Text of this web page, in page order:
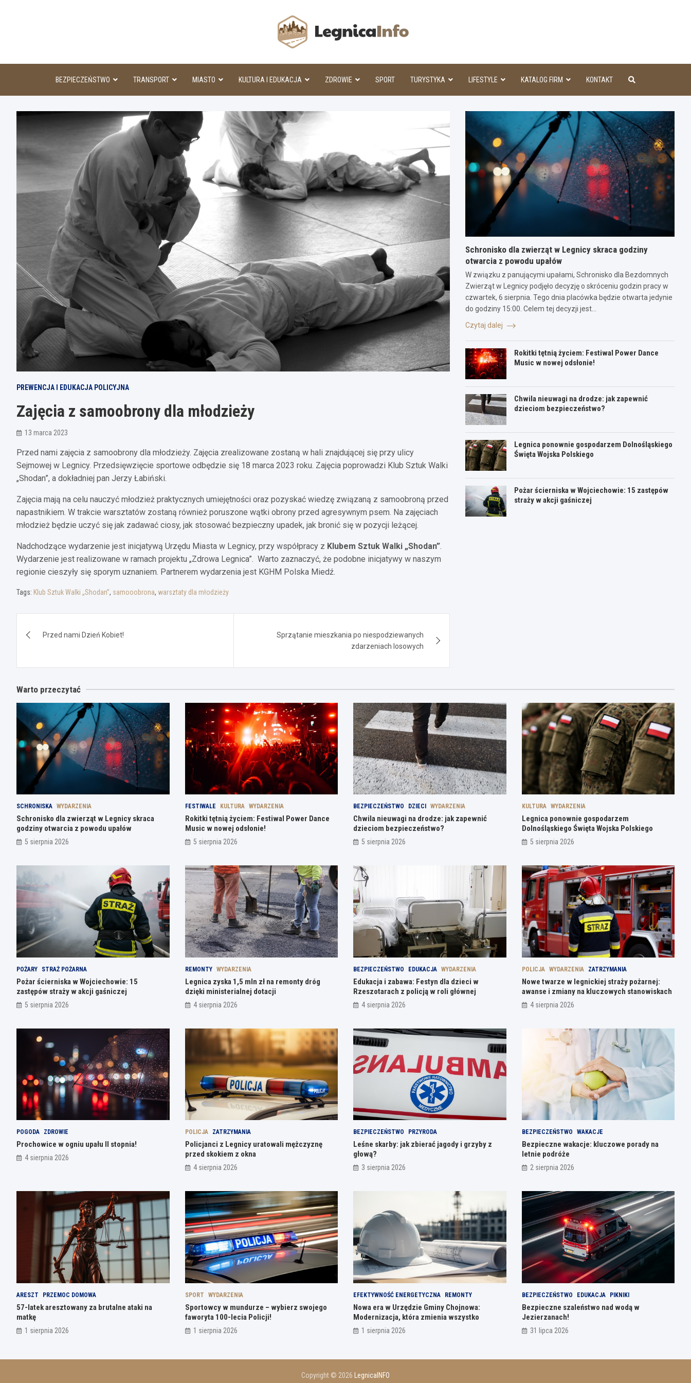
BEZPIECZEŃSTWO TRANSPORT MIASTO KULTURA I EDUKACJA ZDROWIE SPORT TURYSTYKA LIFESTYLE KATALOG FIRM KONTAKT
PREWENCJA I EDUKACJA POLICYJNA
Zajęcia z samoobrony dla młodzieży
13 marca 2023
Przed nami zajęcia z samoobrony dla młodzieży. Zajęcia zrealizowane zostaną w hali znajdującej się przy ulicy
Sejmowej w Legnicy. Przedsięwzięcie sportowe odbędzie się 18 marca 2023 roku. Zajęcia poprowadzi Klub Sztuk Walki
„Shodan”, a dokładniej pan Jerzy Łabiński.
Zajęcia mają na celu nauczyć młodzież praktycznych umiejętności oraz pozyskać wiedzę związaną z samoobroną przed
napastnikiem. W trakcie warsztatów zostaną również poruszone wątki obrony przed agresywnym psem. Na zajęciach
młodzież będzie uczyć się jak zadawać ciosy, jak stosować bezpieczny upadek, jak bronić się w pozycji leżącej.
Nadchodzące wydarzenie jest inicjatywą Urzędu Miasta w Legnicy, przy współpracy z Klubem Sztuk Walki „Shodan”.
Wydarzenie jest realizowane w ramach projektu „Zdrowa Legnica”. Warto zaznaczyć, że podobne inicjatywy w naszym
regionie cieszyły się sporym uznaniem. Partnerem wydarzenia jest KGHM Polska Miedź.
Tags: Klub Sztuk Walki „Shodan”, samooobrona, warsztaty dla młodzieży
wpisuPrzed nami Dzień Kobiet!
Sprzątanie mieszkania po niespodziewanych
zdarzeniach losowych
Schronisko dla zwierząt w Legnicy skraca godziny
otwarcia z powodu upałów
W związku z panującymi upałami, Schronisko dla Bezdomnych
Zwierząt w Legnicy podjęło decyzję o skróceniu godzin pracy w
czwartek, 6 sierpnia. Tego dnia placówka będzie otwarta jedynie
do godziny 15:00. Celem tej decyzji jest…
Czytaj dalej
Rokitki tętnią życiem: Festiwal Power Dance
Music w nowej odsłonie!
Chwila nieuwagi na drodze: jak zapewnić
dzieciom bezpieczeństwo?
Legnica ponownie gospodarzem Dolnośląskiego
Święta Wojska Polskiego
Pożar ścierniska w Wojciechowie: 15 zastępów
straży w akcji gaśniczej
Warto przeczytać
SCHRONISKA WYDARZENIA
Schronisko dla zwierząt w Legnicy skraca
godziny otwarcia z powodu upałów
5 sierpnia 2026
FESTIWALE KULTURA WYDARZENIA
Rokitki tętnią życiem: Festiwal Power Dance
Music w nowej odsłonie!
5 sierpnia 2026
BEZPIECZEŃSTWO DZIECI WYDARZENIA
Chwila nieuwagi na drodze: jak zapewnić
dzieciom bezpieczeństwo?
5 sierpnia 2026
KULTURA WYDARZENIA
Legnica ponownie gospodarzem
Dolnośląskiego Święta Wojska Polskiego
5 sierpnia 2026
POŻARY STRAŻ POŻARNA
Pożar ścierniska w Wojciechowie: 15
zastępów straży w akcji gaśniczej
5 sierpnia 2026
REMONTY WYDARZENIA
Legnica zyska 1,5 mln zł na remonty dróg
dzięki ministerialnej dotacji
4 sierpnia 2026
BEZPIECZEŃSTWO EDUKACJA WYDARZENIA
Edukacja i zabawa: Festyn dla dzieci w
Rzeszotarach z policją w roli głównej
4 sierpnia 2026
POLICJA WYDARZENIA ZATRZYMANIA
Nowe twarze w legnickiej straży pożarnej:
awanse i zmiany na kluczowych stanowiskach
4 sierpnia 2026
POGODA ZDROWIE
Prochowice w ogniu upału II stopnia!
4 sierpnia 2026
POLICJA ZATRZYMANIA
Policjanci z Legnicy uratowali mężczyznę
przed skokiem z okna
4 sierpnia 2026
BEZPIECZEŃSTWO PRZYRODA
Leśne skarby: jak zbierać jagody i grzyby z
głową?
3 sierpnia 2026
BEZPIECZEŃSTWO WAKACJE
Bezpieczne wakacje: kluczowe porady na
letnie podróże
2 sierpnia 2026
ARESZT PRZEMOC DOMOWA
57-latek aresztowany za brutalne ataki na
matkę
1 sierpnia 2026
SPORT WYDARZENIA
Sportowcy w mundurze – wybierz swojego
faworyta 100-lecia Policji!
1 sierpnia 2026
EFEKTYWNOŚĆ ENERGETYCZNA REMONTY
Nowa era w Urzędzie Gminy Chojnowa:
Modernizacja, która zmienia wszystko
1 sierpnia 2026
BEZPIECZEŃSTWO EDUKACJA PIKNIKI
Bezpieczne szaleństwo nad wodą w
Jezierzanach!
31 lipca 2026
Copyright © 2026 LegnicaINFO